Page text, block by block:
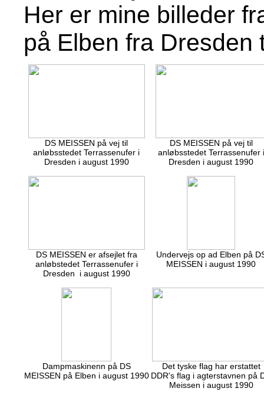
Her er mine billeder
på Elben fra Dresden
DS MEISSEN på vej til
anløbsstedet Terrassenufer i
Dresden i august 1990
DS MEISSEN på vej til
anløbsstedet Terrassenufer i
Dresden i august 1990
DS MEISSEN er afsejlet fra
anløbstedet Terrassenufer i
Dresden i august 1990
Undervejs op ad Elben på
MEISSEN i august 1990
Dampmaskinenn på DS
MEISSEN på Elben i august 1990
Det tyske flag har erstattet
DDR's flag i agterstavnen på
Meissen i august 1990